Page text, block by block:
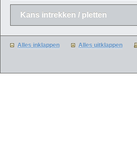
Kans intrekken / pletten
Alles inklappen Alles uitklappen